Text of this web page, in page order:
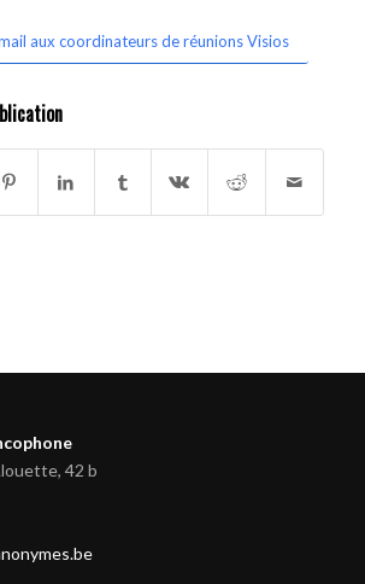
aux coordinateurs de réunions Visios
42 b